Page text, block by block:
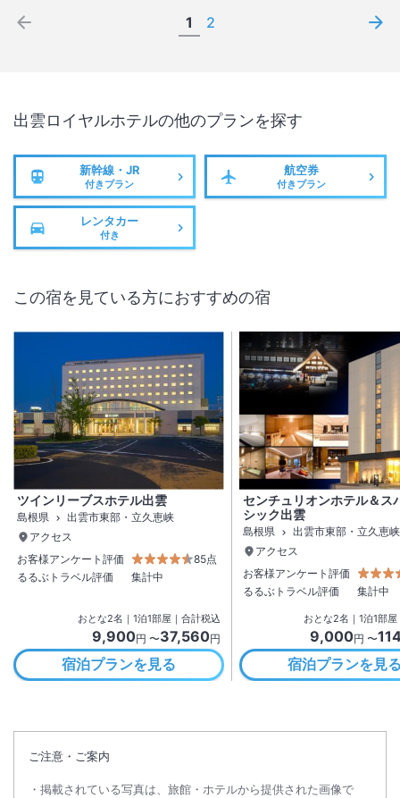
1 2
出雲ロイヤルホテルの他のプランを探す
新幹線・JR
付きプラン
航空券
付きプラン
レンタカー
付き
この宿を見ている方におすすめの宿
ツインリーブスホテル出雲
島根県
出雲市東部・立久恵峡
アクセス
お客様アンケート評価
85点
るるぶトラベル評価
集計中
おとな2名 ｜ 1泊1部屋｜合計税込
9,900円 〜37,560円
宿泊プランを見る
センチュリオンホテル＆
シック出雲
島根県
出雲市東部・立久恵峡
アクセス
お客様アンケート評価
るるぶトラベル評価
集計中
おとな2名 ｜ 1泊1部屋
9,000円 〜
宿泊プランを見
ご注意・ご案内
掲載されている写真は、旅館・ホテルから提供された画像で